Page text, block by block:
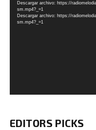
vídeo
Descargar archivo: https://
sm.mp4?_=1
Descargar archivo: https://
sm.mp4?_=1
EDITORS PICKS